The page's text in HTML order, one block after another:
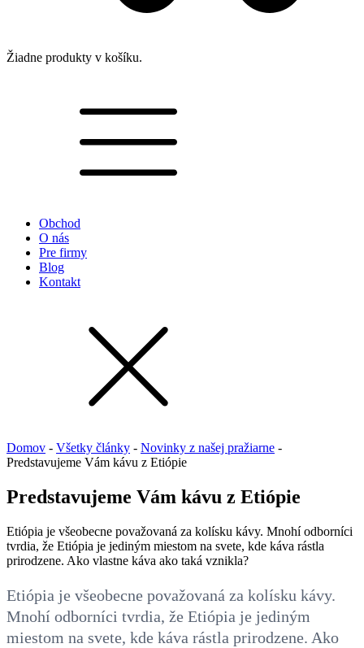
Žiadne produkty v košíku.
Obchod
O nás
Pre firmy
Blog
Kontakt
Domov - Všetky články - Novinky z našej pražiarne -
Predstavujeme Vám kávu z Etiópie
Predstavujeme Vám kávu z Etiópie
Etiópia je všeobecne považovaná za kolísku kávy. Mnohí odborníci
tvrdia, že Etiópia je jediným miestom na svete, kde káva rástla
prirodzene. Ako vlastne káva ako taká vznikla?
Etiópia je všeobecne považovaná za kolísku kávy.
Mnohí odborníci tvrdia, že Etiópia je jediným
miestom na svete, kde káva rástla prirodzene. Ako